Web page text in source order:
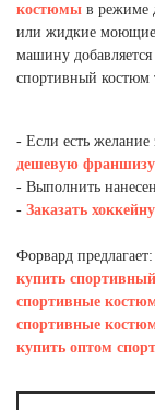
Новосибирская
Омская область (5)
Республика Татарстан
Ростовская область (2)
Самарская область (1)
Саратовская область (1)
Свердловская область (5)
костюмы в режиме
или жидкие моющие
машину
спортивный костюм
- Если есть желание
дешевую
- Выполнить
- Заказать
Форвард предлагает:
купить
спортивные
спортивные
купить оптом